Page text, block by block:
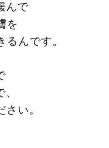
んで
を
んです。
い。